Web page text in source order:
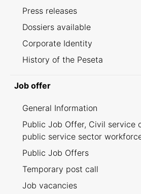
Press releases
Dossiers available
Corporate Identity
History of the Peseta
Job offer
General Information
Public Job Offer, Civil service
public service sector
Public Job Offers
Temporary post call
Job vacancies